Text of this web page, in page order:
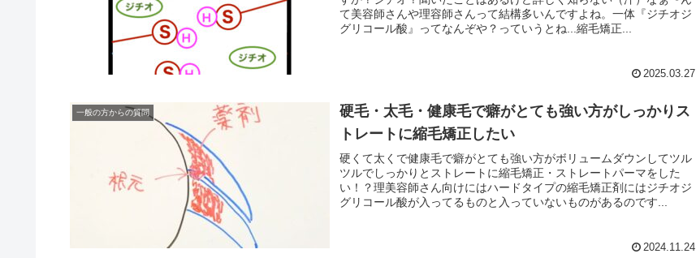
て美容師さんや理容師さんって結構多いんですよね。一体『ジチオジ
グリコール酸』ってなんぞや？っていうとね...縮毛矯正...
2025.03.27
一般の方からの質問
硬毛・太毛・健康毛で癖がとても強い方がしっかりス
トレートに縮毛矯正したい
硬くて太くで健康毛で癖がとても強い方がボリュームダウンしてツル
ツルでしっかりとストレートに縮毛矯正・ストレートパーマをした
い！？理美容師さん向けにはハードタイプの縮毛矯正剤にはジチオジ
グリコール酸が入ってるものと入っていないものがあるのです...
2024.11.24